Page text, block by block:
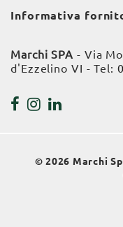
Informativa
Marchi SPA - Via
d'Ezzelino VI - Tel:
© 2026 Marchi